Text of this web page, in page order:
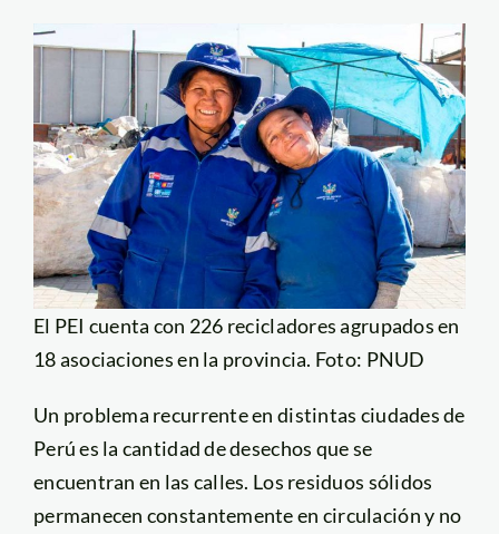
El PEI cuenta con 226 recicladores agrupados en
18 asociaciones en la provincia. Foto: PNUD
Un problema recurrente en distintas ciudades de
Perú es la cantidad de desechos que se
encuentran en las calles. Los residuos sólidos
permanecen constantemente en circulación y no